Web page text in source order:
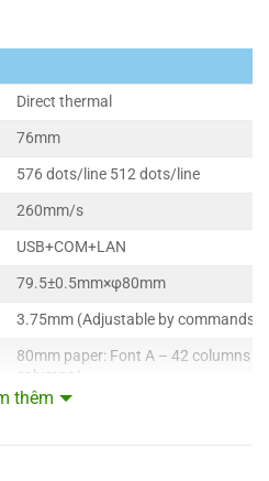
Direct thermal
76mm
576 dots/line 512 dots/line
260mm/s
USB+COM+LAN
79.5±0.5mm×φ80mm
3.75mm (Adjustable by commands)
80mm paper: Font A – 42 columns
columns/
Chinese,traditional Chinese – 21
thêm